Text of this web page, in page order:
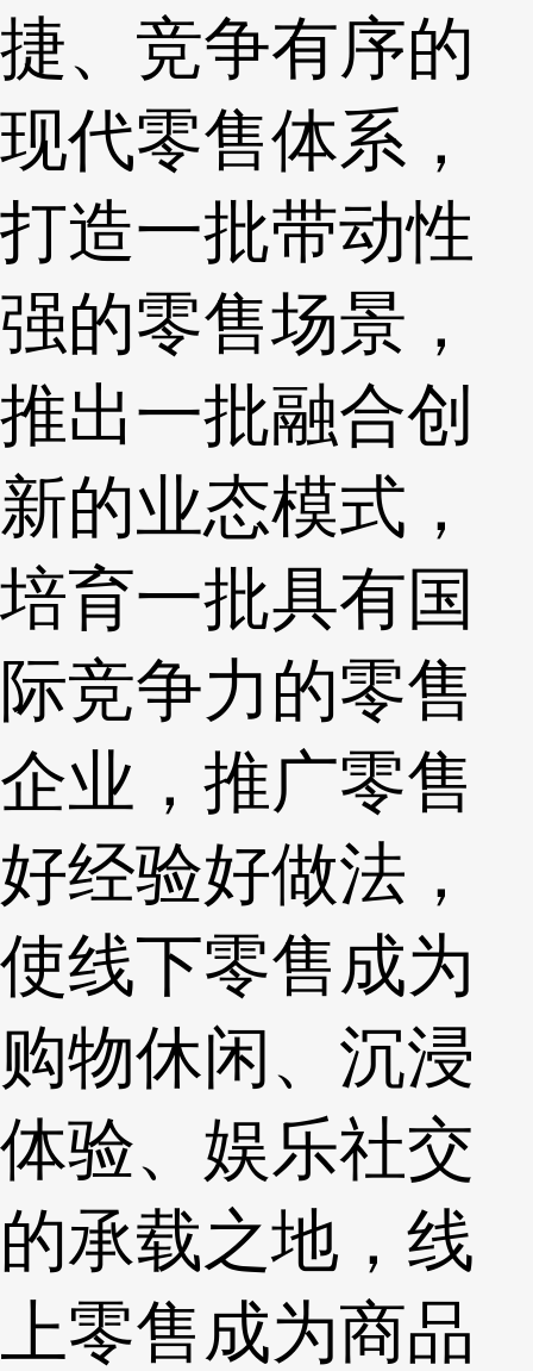
捷、竞争有序的
现代零售体系，
打造一批带动性
强的零售场景，
推出一批融合创
新的业态模式，
培育一批具有国
际竞争力的零售
企业，推广零售
好经验好做法，
使线下零售成为
购物休闲、沉浸
体验、娱乐社交
的承载之地，线
上零售成为商品